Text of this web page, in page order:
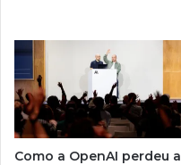
Como a OpenAI perdeu a